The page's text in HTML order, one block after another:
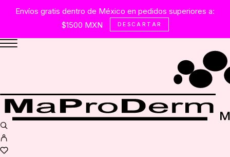
Envíos gratis dentro de México en pedidos superiores a:
$1500 MXN
DESCARTAR